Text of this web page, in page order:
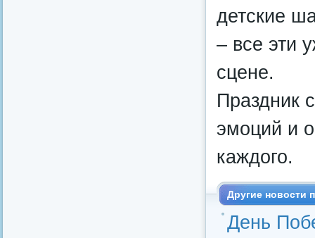
детские
– все эти
сцене.
Праздник
эмоций и
каждого.
Другие новости
День